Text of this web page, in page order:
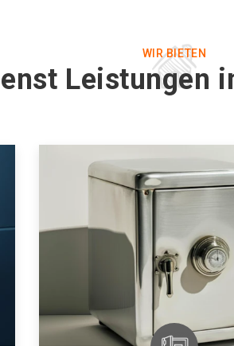
WIR BIETEN
Leistungen